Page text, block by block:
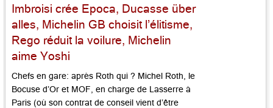
Imbroisi crée Epoca, Ducasse über
alles, Michelin GB choisit l’élitisme,
Rego réduit la voilure, Michelin
aime Yoshi
Chefs en gare: après Roth qui ? Michel Roth, le
Bocuse d’Or et MOF, en charge de Lasserre à
Paris (où son contrat de conseil vient d’être